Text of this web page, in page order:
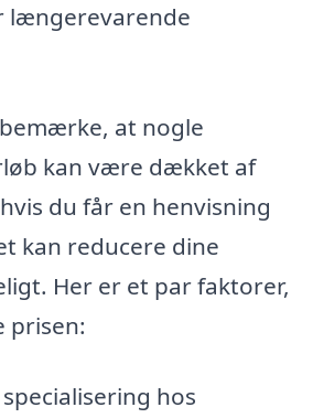
længerevarende
at nogle
kan være dækket af
du får en henvisning
kan reducere dine
Her er et par faktorer,
prisen:
hos